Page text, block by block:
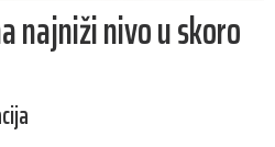
najniži nivo u skoro